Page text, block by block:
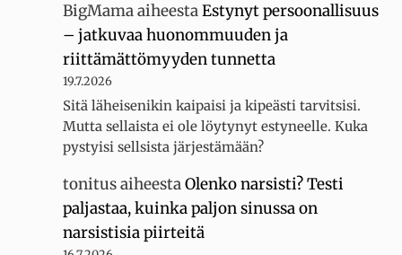
BigMamaaiheestaEstynyt persoonallisuus
– jatkuvaa huonommuuden ja
riittämättömyyden tunnetta
19.7.2026
Sitä läheisenikin kaipaisi ja kipeästi tarvitsisi.
Mutta sellaista ei ole löytynyt estyneelle. Kuka
pystyisi sellsista järjestämään?
tonitusaiheestaOlenko narsisti? Testi
paljastaa, kuinka paljon sinussa on
narsistisia piirteitä